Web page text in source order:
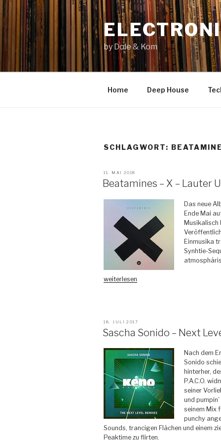
springen
by Dole & Kom
Home Deep House
SCHLAGWORT:
VERÖFFENTLICHT
AM
11. MAI 2018
Beatamines – X – Lauter
Das neue
Ende Mai
Musikalisch
Einmusika
Synhtie-
„Beatamines
weiterlesen
VERÖFFENTLICHT
18. JULI 2017
Sascha Sonido – Next
Nach dem
Sonido
hinterher,
P.A.C.O.
seiner
und
seinem Mix
punchy
Sounds, trancigen Flächen und einem
Peaktime zu flirten.